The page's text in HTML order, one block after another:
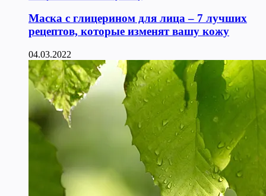
Маска с глицерином для лица – 7 лучших
рецептов, которые изменят вашу кожу
04.03.2022